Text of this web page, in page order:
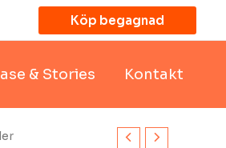
Köp begagnad
& Stories Kontakt